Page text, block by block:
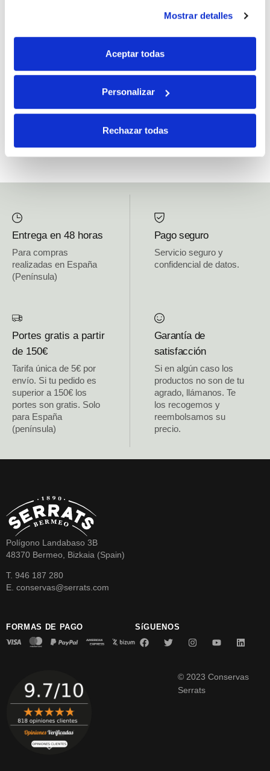
Mostrar detalles
Aceptar todas
Personalizar
Rechazar todas
Si, he leído y acepto la política de protección de datos.
fines comerciales, legitimación: consentimiento, destinatarios: proveedor de
mensajería online, derechos: Acceder, rectificar y suprimir los datos, así como
otros derechos, como se explica en la información adicional.
Entrega en 48 horas
Para compras
realizadas en España
(Península)
Pago seguro
Servicio seguro y
confidencial de datos.
Portes gratis a partir
de 150€
Tarifa única de 5€ por
envío. Si tu pedido es
superior a 150€ los
portes son gratis. Solo
para España
(península)
Garantía de
satisfacción
Si en algún caso los
productos no son de tu
agrado, llámanos. Te
los recogemos y
reembolsamos su
precio.
Polígono Landabaso 3B
48370 Bermeo, Bizkaia (Spain)
T. 946 187 280
E. conservas@serrats.com
FORMAS DE PAGO SíGUENOS
© 2023 Conservas
Serrats